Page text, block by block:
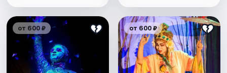
от 600 ₽ от 600 ₽